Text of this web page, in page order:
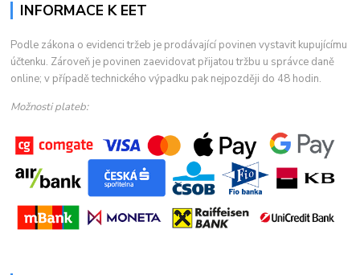
INFORMACE K EET
Podle zákona o evidenci tržeb je prodávající povinen vystavit kupujícímu
účtenku. Zároveň je povinen zaevidovat přijatou tržbu u správce daně
online; v případě technického výpadku pak nejpozději do 48 hodin.
Možnosti plateb: